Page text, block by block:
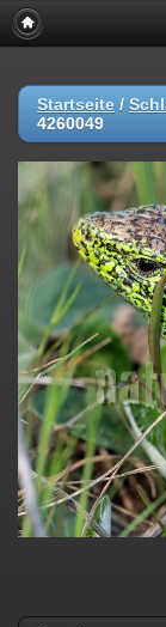
Startseite /
4260049